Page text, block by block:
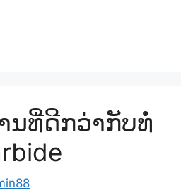
ນທີ່ດີກວ່າກັບທໍ່